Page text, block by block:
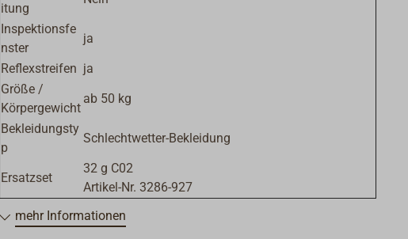
itung
Inspektionsfe
nster
ja
Reflexstreifen ja
Größe /
Körpergewicht
ab 50 kg
Bekleidungsty
p
Schlechtwetter-Bekleidung
Ersatzset
32 g C02
Artikel-Nr. 3286-927
mehr Informationen